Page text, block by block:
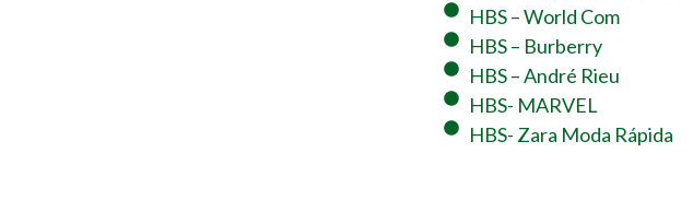
HBS – World Com
HBS – Burberry
HBS – André Rieu
HBS- MARVEL
HBS- Zara Moda Rápida